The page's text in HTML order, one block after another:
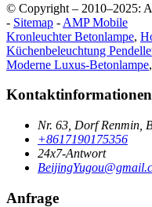
© Copyright – 2010–2025:
- Sitemap - AMP Mobile
Kronleuchter Betonlampe,
Küchenbeleuchtung
Moderne Luxus-Betonlampe,
Kontaktinformationen
Nr. 63, Dorf Renmin,
+8617190175356
24x7-Antwort
Anfrage